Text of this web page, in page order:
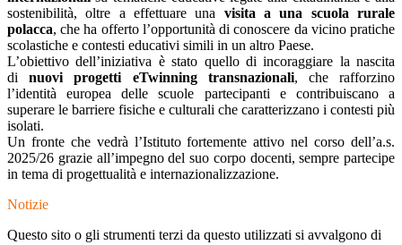
sostenibilità, oltre a effettuare una visita a una scuola rurale
polacca, che ha offerto l’opportunità di conoscere da vicino pratiche
scolastiche e contesti educativi simili in un altro Paese.
L’obiettivo dell’iniziativa è stato quello di incoraggiare la nascita
dinuovi progetti eTwinning transnazionali, che rafforzino
l’identità europea delle scuole partecipanti e contribuiscano a
superare le barriere fisiche e culturali che caratterizzano i contesti più
isolati.
Un fronte che vedrà l’Istituto fortemente attivo nel corso dell’a.s.
2025/26 grazie all’impegno del suo corpo docenti, sempre partecipe
in tema di progettualità e internazionalizzazione.
Notizie
Questo sito o gli strumenti terzi da questo utilizzati si avvalgono di